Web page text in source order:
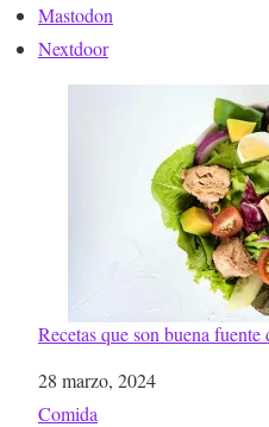
Mastodon
Nextdoor
Recetas que son buena
Fecha
28 marzo, 2024
Respecto a
Comida